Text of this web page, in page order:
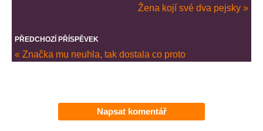
Žena kojí své dva pejsky »
PŘEDCHOZÍ PŘÍSPĚVEK
« Značka mu neuhla, tak dostala co proto
Napsat komentář